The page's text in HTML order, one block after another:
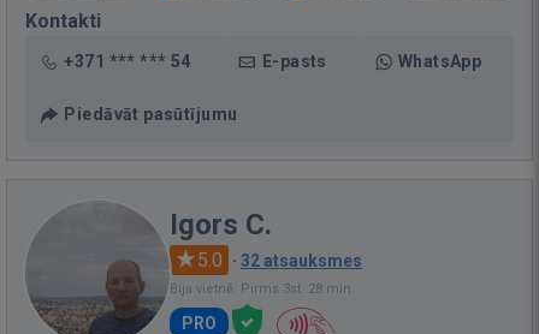
Kontakti
+371 *** *** 54 E-pasts WhatsApp
Piedāvāt pasūtījumu
Igors C.
5.0 · 32 atsauksmes
Bija vietnē: Pirms 3st. 28 min.
PRO